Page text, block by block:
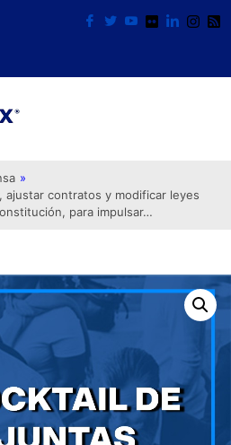
»
ajustar contratos y modificar leyes
para impulsar…